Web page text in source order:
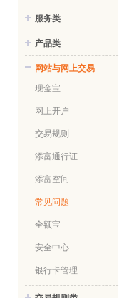
服务类
产品类
网站与网上交易
现金宝
网上开户
交易规则
添富通行证
添富空间
常见问题
全额宝
安全中心
银行卡管理